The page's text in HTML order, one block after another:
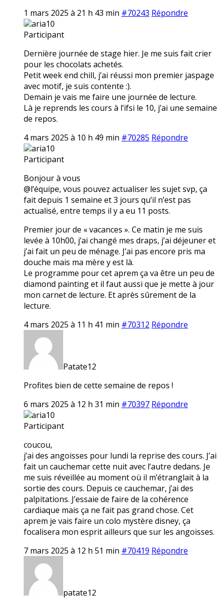
1 mars 2025 à 21 h 43 min #70243 Répondre
aria10
Participant
Dernière journée de stage hier. Je me suis fait crier
pour les chocolats achetés.
Petit week end chill, j’ai réussi mon premier jaspage
avec motif, je suis contente :).
Demain je vais me faire une journée de lecture.
Là je reprends les cours à l’ifsi le 10, j’ai une semaine
de repos.
4 mars 2025 à 10 h 49 min #70285 Répondre
aria10
Participant
Bonjour à vous
@l’équipe, vous pouvez actualiser les sujet svp, ça
fait depuis 1 semaine et 3 jours qu’il n’est pas
actualisé, entre temps il y a eu 11 posts.
Premier jour de « vacances ». Ce matin je me suis
levée à 10h00, j’ai changé mes draps, j’ai déjeuner et
j’ai fait un peu de ménage. J’ai pas encore pris ma
douche mais ma mère y est là.
Le programme pour cet aprem ça va être un peu de
diamond painting et il faut aussi que je mette à jour
mon carnet de lecture. Et après sûrement de la
lecture.
4 mars 2025 à 11 h 41 min #70312 Répondre
Patate12
Profites bien de cette semaine de repos !
6 mars 2025 à 12 h 31 min #70397 Répondre
aria10
Participant
coucou,
j’ai des angoisses pour lundi la reprise des cours. J’ai
fait un cauchemar cette nuit avec l’autre dedans. Je
me suis réveillée au moment où il m’étranglait à la
sortie des cours. Depuis ce cauchemar, j’ai des
palpitations. J’essaie de faire de la cohérence
cardiaque mais ça ne fait pas grand chose. Cet
aprem je vais faire un colo mystère disney, ça
focalisera mon esprit ailleurs que sur les angoisses.
7 mars 2025 à 12 h 51 min #70419 Répondre
patate12